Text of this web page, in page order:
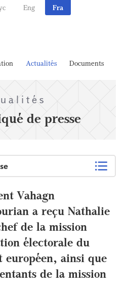
Eng Fra
Actualités Documents
de presse
Vahagn
a reçu Nathalie
de la mission
électorale du
européen, ainsi que
de la mission